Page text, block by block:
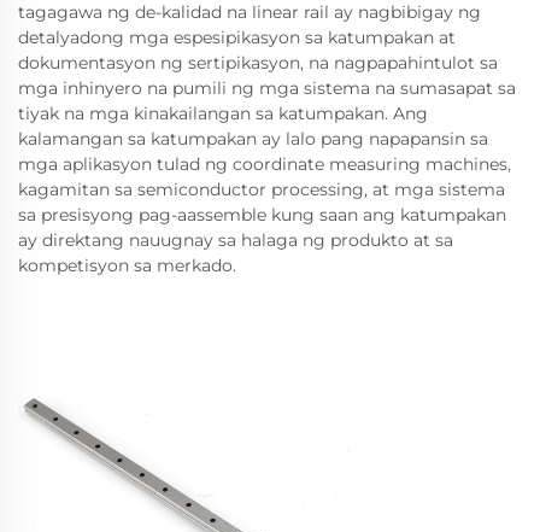
tagagawa ng de-kalidad na linear rail ay nagbibigay ng
detalyadong mga espesipikasyon sa katumpakan at
dokumentasyon ng sertipikasyon, na nagpapahintulot sa
mga inhinyero na pumili ng mga sistema na sumasapat sa
tiyak na mga kinakailangan sa katumpakan. Ang
kalamangan sa katumpakan ay lalo pang napapansin sa
mga aplikasyon tulad ng coordinate measuring machines,
kagamitan sa semiconductor processing, at mga sistema
sa presisyong pag-aassemble kung saan ang katumpakan
ay direktang nauugnay sa halaga ng produkto at sa
kompetisyon sa merkado.